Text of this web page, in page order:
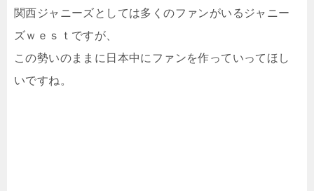
関西ジャニーズとしては多くのファンがいるジャニー
ズｗｅｓｔですが、
この勢いのままに日本中にファンを作っていってほし
いですね。